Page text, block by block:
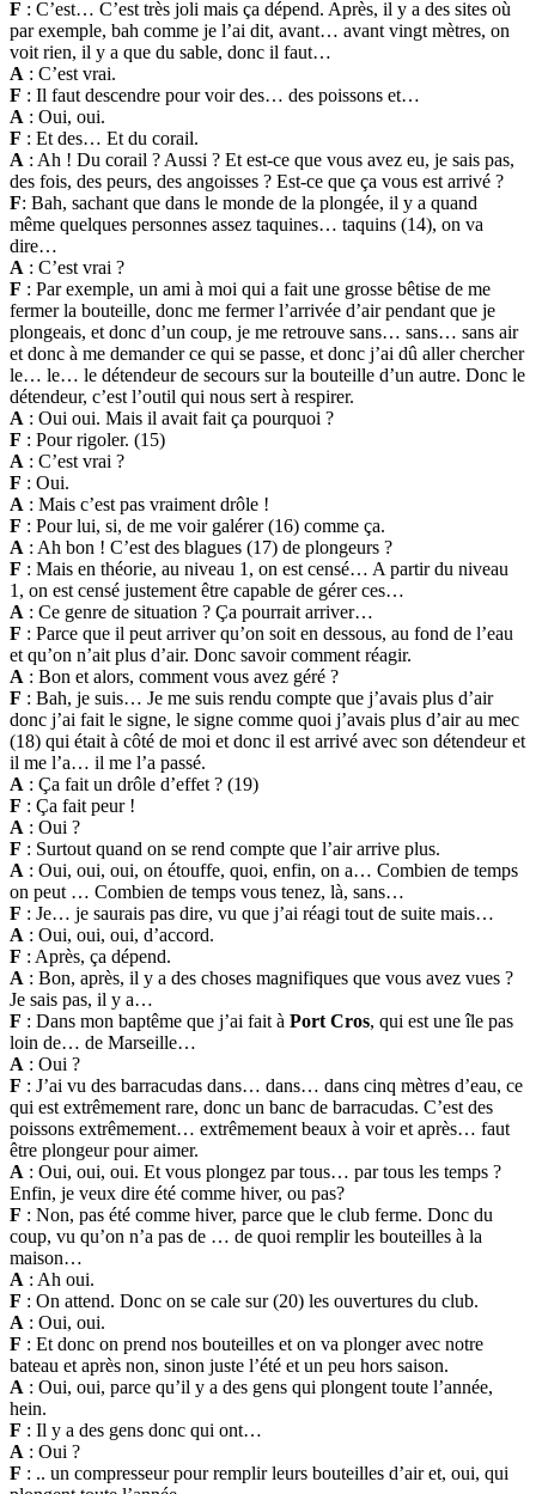
F : C’est… C’est très joli mais ça dépend. Après, il y a des sites où
par exemple, bah comme je l’ai dit, avant… avant vingt mètres, on
voit rien, il y a que du sable, donc il faut…
A : C’est vrai.
F : Il faut descendre pour voir des… des poissons et…
A : Oui, oui.
F : Et des… Et du corail.
A : Ah ! Du corail ? Aussi ? Et est-ce que vous avez eu, je sais pas,
des fois, des peurs, des angoisses ? Est-ce que ça vous est arrivé ?
F: Bah, sachant que dans le monde de la plongée, il y a quand
même quelques personnes assez taquines… taquins (14), on va
dire…
A : C’est vrai ?
F : Par exemple, un ami à moi qui a fait une grosse bêtise de me
fermer la bouteille, donc me fermer l’arrivée d’air pendant que je
plongeais, et donc d’un coup, je me retrouve sans… sans… sans air
et donc à me demander ce qui se passe, et donc j’ai dû aller chercher
le… le… le détendeur de secours sur la bouteille d’un autre. Donc le
détendeur, c’est l’outil qui nous sert à respirer.
A : Oui oui. Mais il avait fait ça pourquoi ?
F : Pour rigoler. (15)
A : C’est vrai ?
F : Oui.
A : Mais c’est pas vraiment drôle !
F : Pour lui, si, de me voir galérer (16) comme ça.
A : Ah bon ! C’est des blagues (17) de plongeurs ?
F : Mais en théorie, au niveau 1, on est censé… A partir du niveau
1, on est censé justement être capable de gérer ces…
A : Ce genre de situation ? Ça pourrait arriver…
F : Parce que il peut arriver qu’on soit en dessous, au fond de l’eau
et qu’on n’ait plus d’air. Donc savoir comment réagir.
A : Bon et alors, comment vous avez géré ?
F : Bah, je suis… Je me suis rendu compte que j’avais plus d’air
donc j’ai fait le signe, le signe comme quoi j’avais plus d’air au mec
(18) qui était à côté de moi et donc il est arrivé avec son détendeur et
il me l’a… il me l’a passé.
A : Ça fait un drôle d’effet ? (19)
F : Ça fait peur !
A : Oui ?
F : Surtout quand on se rend compte que l’air arrive plus.
A : Oui, oui, oui, on étouffe, quoi, enfin, on a… Combien de temps
on peut … Combien de temps vous tenez, là, sans…
F : Je… je saurais pas dire, vu que j’ai réagi tout de suite mais…
A : Oui, oui, oui, d’accord.
F : Après, ça dépend.
A : Bon, après, il y a des choses magnifiques que vous avez vues ?
Je sais pas, il y a…
F : Dans mon baptême que j’ai fait à Port Cros, qui est une île pas
loin de… de Marseille…
A : Oui ?
F : J’ai vu des barracudas dans… dans… dans cinq mètres d’eau, ce
qui est extrêmement rare, donc un banc de barracudas. C’est des
poissons extrêmement… extrêmement beaux à voir et après… faut
être plongeur pour aimer.
A : Oui, oui, oui. Et vous plongez par tous… par tous les temps ?
Enfin, je veux dire été comme hiver, ou pas?
F : Non, pas été comme hiver, parce que le club ferme. Donc du
coup, vu qu’on n’a pas de … de quoi remplir les bouteilles à la
maison…
A : Ah oui.
F : On attend. Donc on se cale sur (20) les ouvertures du club.
A : Oui, oui.
F : Et donc on prend nos bouteilles et on va plonger avec notre
bateau et après non, sinon juste l’été et un peu hors saison.
A : Oui, oui, parce qu’il y a des gens qui plongent toute l’année,
hein.
F : Il y a des gens donc qui ont…
A : Oui ?
F : .. un compresseur pour remplir leurs bouteilles d’air et, oui, qui